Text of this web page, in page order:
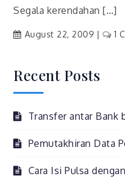
Segala kerendahan […]
August 22, 2009 1
Recent Posts
Transfer antar Bank
Pemutakhiran Data
Cara Isi Pulsa